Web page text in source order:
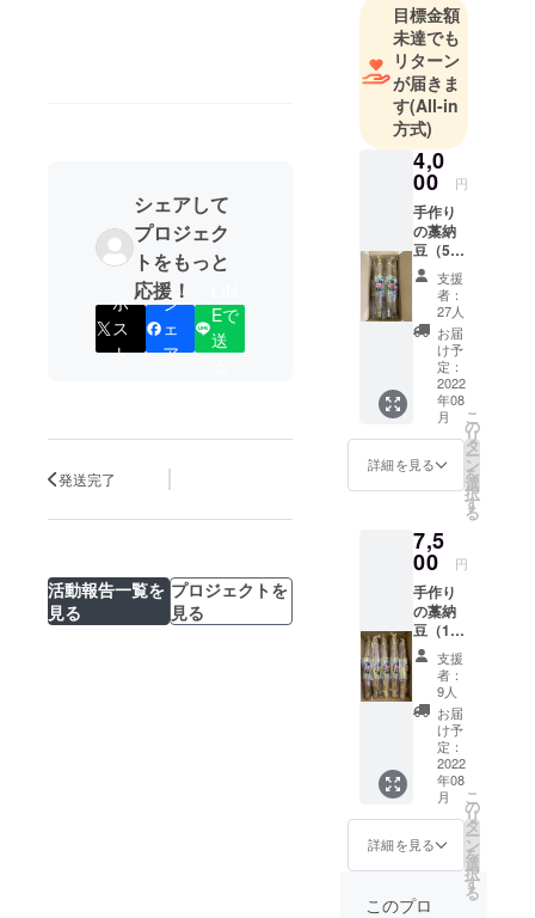
シェアして
プロジェク
トをもっと
応援！
ポ
ス
ト
シ
ェ
ア
Eで
送
発送完了
活動報告一覧を
見る
プロジェクトを
見る
目標金額
未達でも
リターン
が届きま
す(All-in
方式)
4,0
00 円
手作り
の藁納
豆（5
本） お
礼の
メッ
セージ
干納豆
支援
者：
27人
お届
け予
定：
2022
年08
月
詳細を見る
こ
の
リ
タ
ー
ン
を
選
択
す
る
7,5
00 円
手作り
の藁納
豆（10
本） お
礼の
メッ
セージ
干納豆
支援
者：
9人
お届
け予
定：
2022
年08
月
詳細を見る
こ
の
リ
タ
ー
ン
を
選
択
す
る
このプロ